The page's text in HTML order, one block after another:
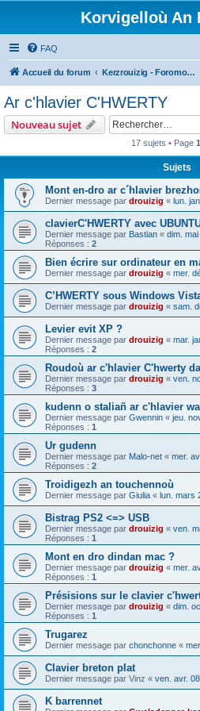
Korvigelloù An
FAQ
Accueil du forum Kerzrouizig - Foromoù An Drouizig
Ar c'hlavier C'HWERTY
Nouveau sujet
17 sujets • Page 1
Sujets
Mont en-dro ar c´hlavier
Dernier message par drouizig « lun.
clavierC'HWERTY avec
Dernier message par Bastian « dim.
Réponses : 2
Bien écrire sur ordinateur en
Dernier message par drouizig « mer.
C’HWERTY sous Windows
Dernier message par drouizig « sam.
Levier evit XP ?
Dernier message par drouizig « mar.
Réponses : 2
Roudoù ar c'hlavier C'hwerty
Dernier message par drouizig « ven.
Réponses : 3
kudenn o staliañ ar c'hlavier
Dernier message par Gwennin « jeu.
Réponses : 1
Ur gudenn
Dernier message par Malo-net « mer.
Réponses : 2
Troidigezh an touchennoù
Dernier message par Giulia « lun. mars
Bistrag PS2 <=> USB
Dernier message par drouizig « ven.
Réponses : 1
Mont en dro dindan mac ?
Dernier message par drouizig « mer.
Réponses : 1
Présisions sur le clavier
Dernier message par drouizig « dim.
Réponses : 1
Trugarez
Dernier message par chonchonne «
Clavier breton plat
Dernier message par Vinz « ven. avr.
K barrennet